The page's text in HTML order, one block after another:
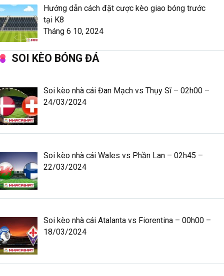
Hướng dẫn cách đặt cược kèo giao bóng trước
tại K8
Tháng 6 10, 2024
SOI KÈO BÓNG ĐÁ
Soi kèo nhà cái Đan Mạch vs Thụy Sĩ – 02h00 –
24/03/2024
Soi kèo nhà cái Wales vs Phần Lan – 02h45 –
22/03/2024
Soi kèo nhà cái Atalanta vs Fiorentina – 00h00 –
18/03/2024